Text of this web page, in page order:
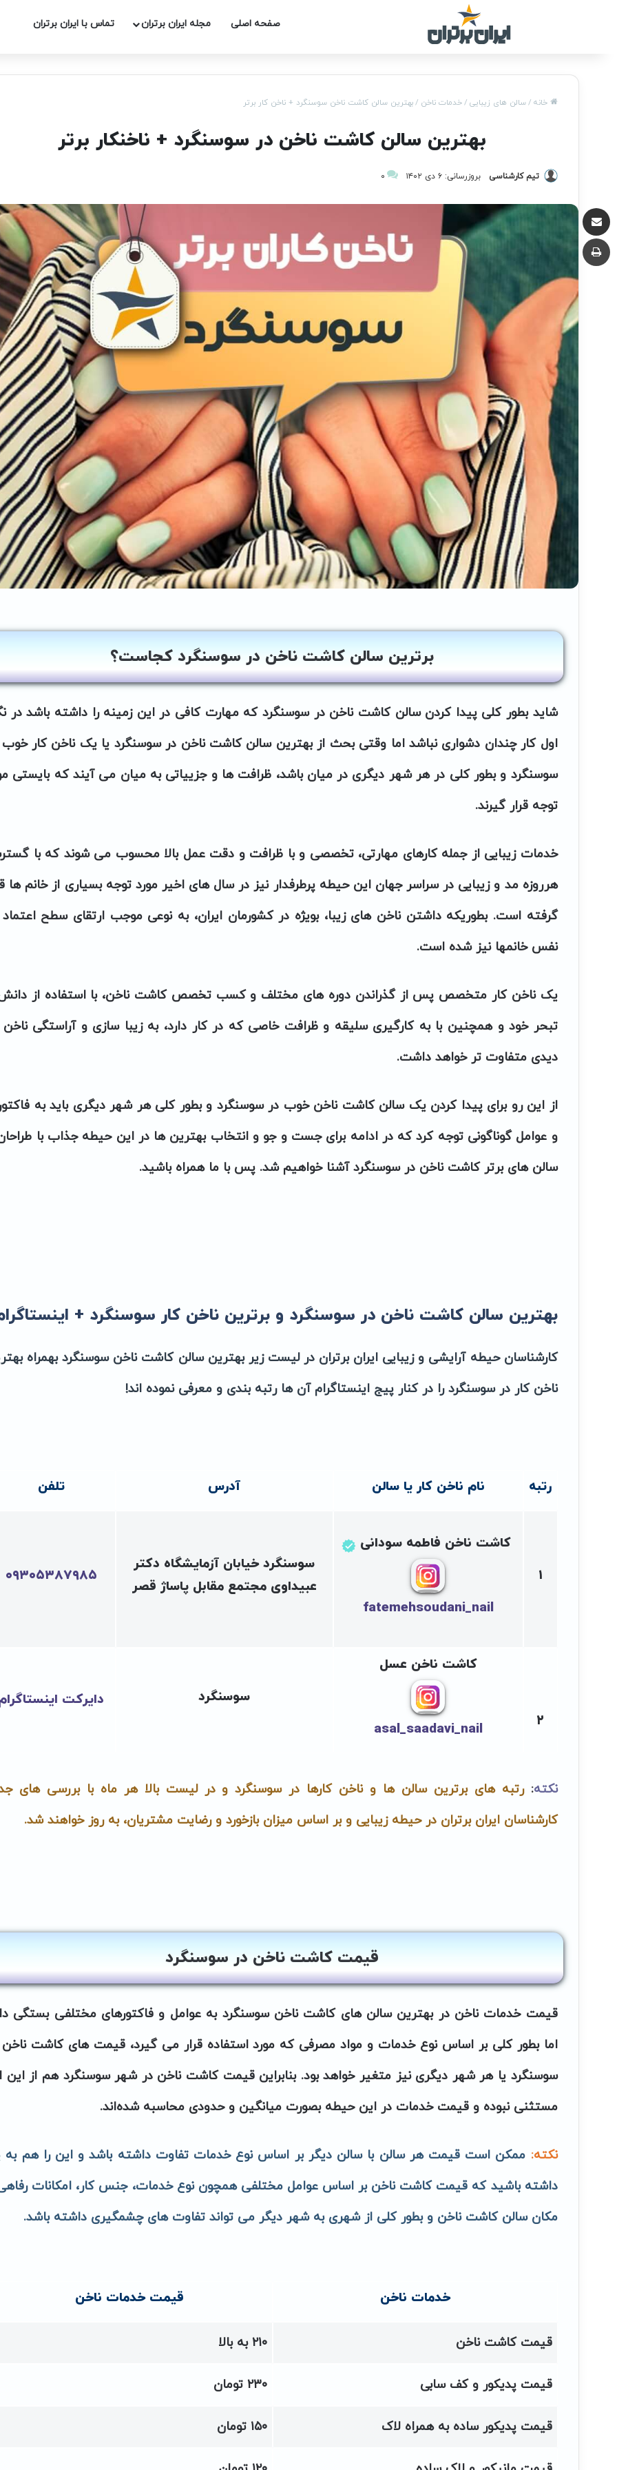
صفحه اصلی مجله ایران برتران تماس با ایران برتران
خانه / سالن های زیبایی / خدمات ناخن / بهترین سالن کاشت ناخن سوسنگرد + ناخن کار برتر
بهترین سالن کاشت ناخن در سوسنگرد + ناخنکار برتر
تیم کارشناسی بروزرسانی: ۶ دی ۱۴۰۲ ۰
برترین سالن کاشت ناخن در سوسنگرد کجاست؟
شاید بطور کلی پیدا کردنسالن کاشت ناخن در سوسنگردکه مهارت کافی در این زمینه را داشته باشد در
اول کار چندان دشواری نباشد اما وقتی بحث ازبهترین سالن کاشت ناخن در سوسنگرد یا یک ناخن کار
سوسنگرد و بطور کلی در هر شهر دیگری در میان باشد، ظرافت ها و جزییاتی به میان می آیند که بایستی
توجه قرار گیرند.
خدمات زیبایی از جمله کارهای مهارتی، تخصصی و با ظرافت و دقت عمل بالا محسوب می شوند که با
هرروزه مد و زیبایی در سراسر جهان این حیطه پرطرفدار نیز در سال های اخیر مورد توجه بسیاری از خانم ها
گرفته است. بطوریکه داشتن ناخن های زیبا، بویژه در کشورمان ایران، به نوعی موجب ارتقای سطح
نفس خانمها نیز شده است.
یک ناخن کار متخصص پس از گذراندن دوره های مختلف و کسب تخصص کاشت ناخن، با استفاده از
تبحر خود و همچنین با به کارگیری سلیقه و ظرافت خاصی که در کار دارد، به زیبا سازی و آراستگی
دیدی متفاوت تر خواهد داشت.
از این رو برای پیدا کردن یکسالن کاشت ناخن خوب در سوسنگرد و بطور کلی هر شهر دیگری باید به
و عوامل گوناگونی توجه کرد که در ادامه برای جست و جو و انتخاب بهترین ها در این حیطه جذاب با
سالن های برترکاشت ناخن در سوسنگرد آشنا خواهیم شد. پس با ما همراه باشید.
بهترین سالن کاشت ناخن در سوسنگرد و برترین ناخن کار سوسنگرد +
کارشناسان حیطه آرایشی و زیبایی ایران برتران در لیست زیر بهترین سالن کاشت ناخن سوسنگرد بهمراه
ناخن کار در سوسنگرد را در کنار پیج اینستاگرام آن ها رتبه بندی و معرفی نموده اند!
رتبه نام ناخن کار یا سالن آدرس تلفن
۱
کاشت ناخن فاطمه سودانی
fatemehsoudani_nail
سوسنگرد خیابان آزمایشگاه دکتر
عبیداوی مجتمع مقابل پاساژ قصر
۰۹۳۰۵۳۸۷۹۸۵
۲
کاشت ناخن عسل
asal_saadavi_nail
سوسنگرد دایرکت
نکته: رتبه های برترین سالن ها و ناخن کارها در سوسنگرد و در لیست بالا هر ماه با بررسی های
کارشناسان ایران برتران در حیطه زیبایی و بر اساس میزان بازخورد و رضایت مشتریان، به روز خواهند شد.
قیمت کاشت ناخن در سوسنگرد
قیمت خدمات ناخن در بهترین سالن های کاشت ناخن سوسنگرد به عوامل و فاکتورهای مختلفی بستگی
اما بطور کلی بر اساس نوع خدمات و مواد مصرفی که مورد استفاده قرار می گیرد، قیمت های کاشت
سوسنگرد یا هر شهر دیگری نیز متغیر خواهد بود. بنابراین قیمت‌ کاشت ناخن در شهر سوسنگرد هم از این
مستثنی نبوده و قیمت خدمات در این حیطه بصورت میانگین و حدودی محاسبه شده‌اند.
نکته: ممکن است قیمت هر سالن با سالن دیگر بر اساس نوع خدمات تفاوت داشته باشد و این را هم به
داشته باشید که قیمت کاشت ناخن بر اساس عوامل مختلفی همچون نوع خدمات، جنس کار، امکانات
مکان سالن کاشت ناخن و بطور کلی از شهری به شهر دیگر می تواند تفاوت های چشمگیری داشته باشد.
خدمات ناخن قیمت خدمات ناخن
قیمت کاشت ناخن ۲۱۰ به بالا
قیمت پدیکور و کف سابی ۲۳۰ تومان
قیمت پدیکور ساده به همراه لاک ۱۵۰ تومان
اشتراک گذاری از طریق ایمیل
چاپ صفحه